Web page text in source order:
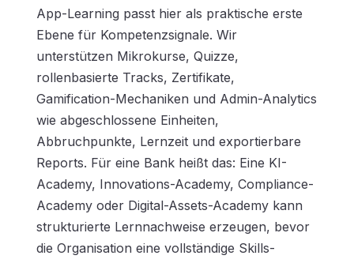
App-Learning passt hier als praktische erste
Ebene für Kompetenzsignale. Wir
unterstützen Mikrokurse, Quizze,
rollenbasierte Tracks, Zertifikate,
Gamification-Mechaniken und Admin-Analytics
wie abgeschlossene Einheiten,
Abbruchpunkte, Lernzeit und exportierbare
Reports. Für eine Bank heißt das: Eine KI-
Academy, Innovations-Academy, Compliance-
Academy oder Digital-Assets-Academy kann
strukturierte Lernnachweise erzeugen, bevor
die Organisation eine vollständige Skills-